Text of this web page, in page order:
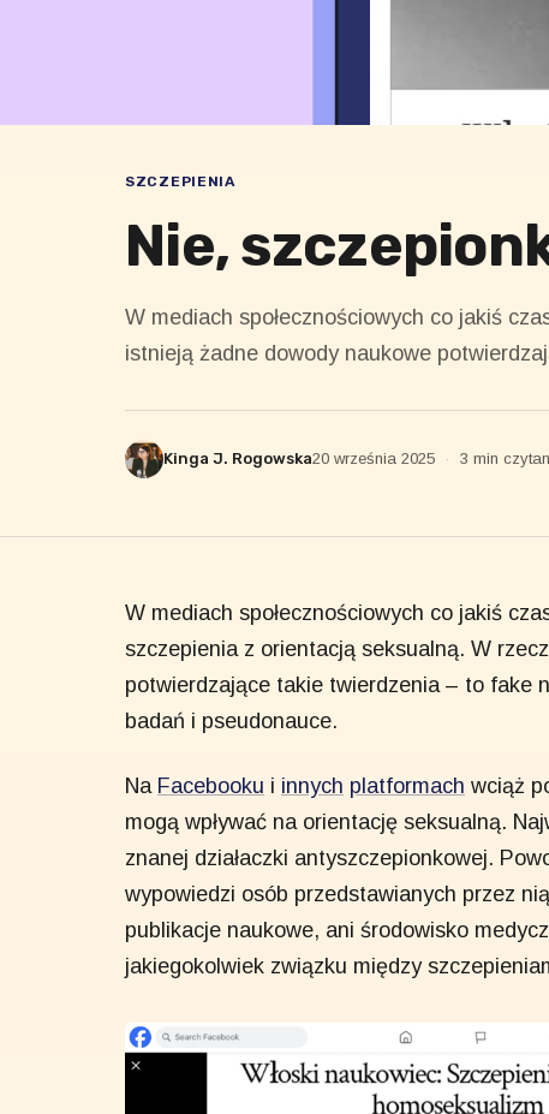
SZCZEPIENIA
Nie,
W mediach społecznościowych co jakiś
istnieją żadne dowody naukowe
Kinga J. Rogowska20 września 2025 · 3 min
W mediach społecznościowych co jakiś
szczepienia z orientacją seksualną. W
potwierdzające takie twierdzenia – to fake
badań i pseudonauce.
Na Facebooku i innych platformach wciąż
mogą wpływać na orientację seksualną.
znanej działaczki antyszczepionkowej.
wypowiedzi osób przedstawianych przez
publikacje naukowe, ani środowisko
jakiegokolwiek związku między